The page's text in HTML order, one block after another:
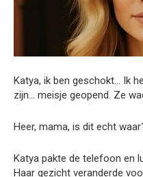
Katya, ik ben geschokt… Ik
zijn… meisje geopend. Ze
Heer, mama, is dit echt
Katya pakte de telefoon en
Haar gezicht veranderde